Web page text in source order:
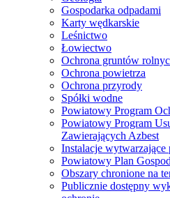
Gospodarka odpadami
Karty wędkarskie
Leśnictwo
Łowiectwo
Ochrona gruntów
Ochrona powietrza
Ochrona przyrody
Spółki wodne
Powiatowy Program
Powiatowy Program
Zawierających Azbest
Instalacje wytwarzające
Powiatowy Plan
Obszary chronione na
Publicznie dostępny